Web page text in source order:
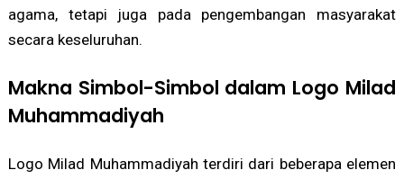
agama, tetapi juga pada pengembangan masyarakat
secara keseluruhan.
Makna Simbol-Simbol dalam Logo Milad
Muhammadiyah
Logo Milad Muhammadiyah terdiri dari beberapa elemen